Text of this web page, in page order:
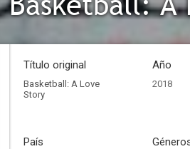
Título original
Basketball: A Love
Story
Año
2018
País